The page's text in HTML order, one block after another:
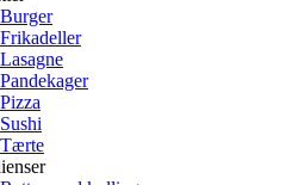
Burger
Frikadeller
Lasagne
Pandekager
Pizza
Sushi
Tærte